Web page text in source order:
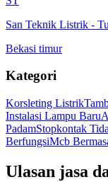
San Teknik Listrik -
Bekasi timur
Kategori
Korsleting Listrik
Instalasi Lampu Baru
PadamStopkontak
BerfungsiMcb
Ulasan jasa